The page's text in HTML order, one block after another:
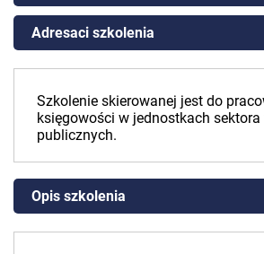
Adresaci szkolenia
Szkolenie skierowanej jest do
księgowości w jednostkach
publicznych.
Opis szkolenia